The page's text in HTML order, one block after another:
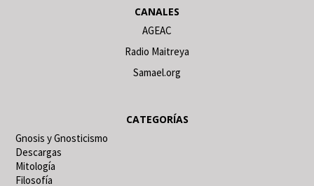
CANALES
AGEAC
Radio Maitreya
Samael.org
CATEGORÍAS
Gnosis y Gnosticismo
Descargas
Mitología
Filosofía